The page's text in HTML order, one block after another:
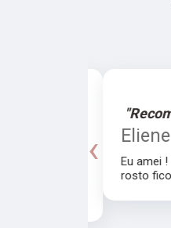
Eu amei
rosto
‹